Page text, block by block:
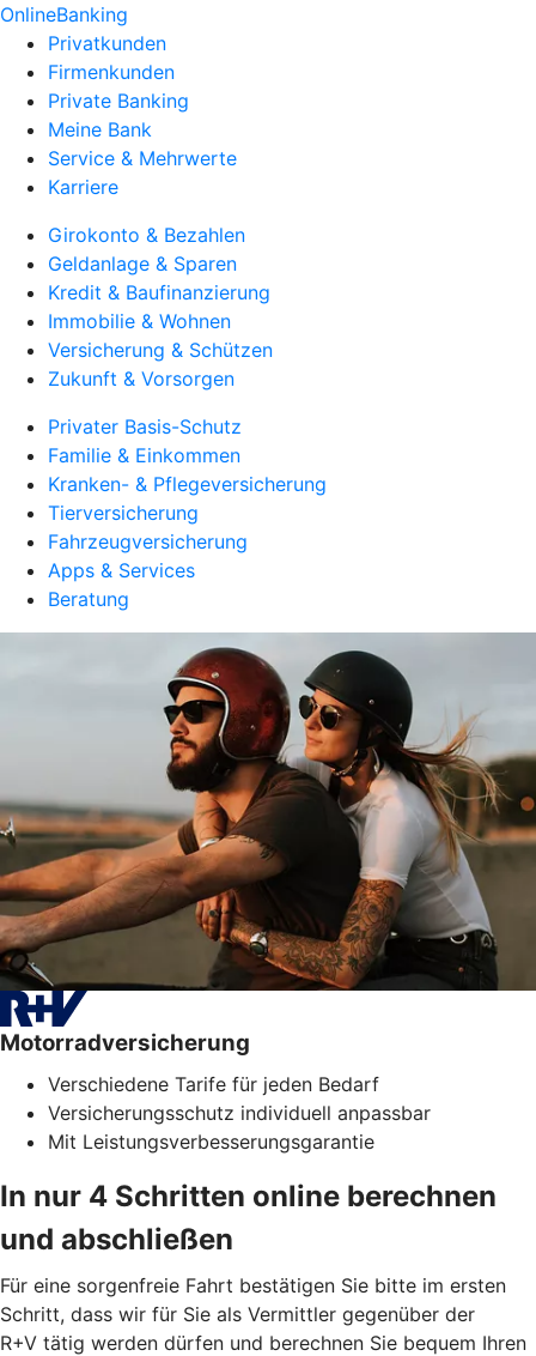
OnlineBanking
Privatkunden
Firmenkunden
Private Banking
Meine Bank
Service & Mehrwerte
Karriere
Girokonto & Bezahlen
Geldanlage & Sparen
Kredit & Baufinanzierung
Immobilie & Wohnen
Versicherung & Schützen
Zukunft & Vorsorgen
Privater Basis-Schutz
Familie & Einkommen
Kranken- & Pflegeversicherung
Tierversicherung
Fahrzeugversicherung
Apps & Services
Beratung
Motorradversicherung
Verschiedene Tarife für jeden Bedarf
Versicherungsschutz individuell anpassbar
Mit Leistungsverbesserungsgarantie
In nur 4 Schritten online berechnen
und abschließen
Für eine sorgenfreie Fahrt bestätigen Sie bitte im ersten
Schritt, dass wir für Sie als Vermittler gegenüber der
R+V tätig werden dürfen und berechnen Sie bequem Ihren